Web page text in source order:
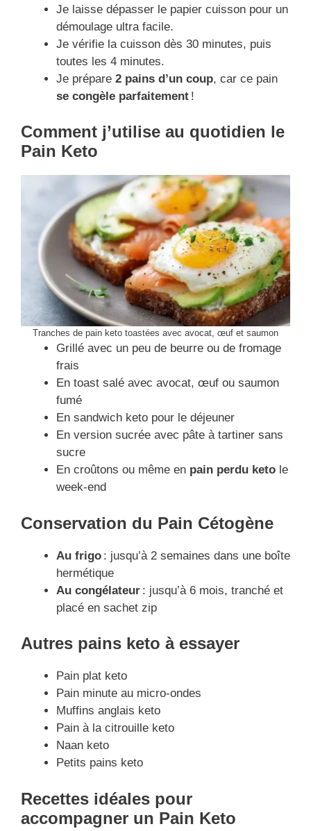
Je laisse dépasser le papier cuisson pour un
démoulage ultra facile.
Je vérifie la cuisson dès 30 minutes, puis
toutes les 4 minutes.
Je prépare 2 pains d’un coup, car ce pain
se congèle parfaitement !
Comment j’utilise au quotidien le
Pain Keto
Tranches de pain keto toastées avec avocat, œuf et saumon
Grillé avec un peu de beurre ou de fromage
frais
En toast salé avec avocat, œuf ou saumon
fumé
En sandwich keto pour le déjeuner
En version sucrée avec pâte à tartiner sans
sucre
En croûtons ou même en pain perdu keto le
week-end
Conservation du Pain Cétogène
Au frigo : jusqu’à 2 semaines dans une boîte
hermétique
Au congélateur : jusqu’à 6 mois, tranché et
placé en sachet zip
Autres pains keto à essayer
Pain plat keto
Pain minute au micro-ondes
Muffins anglais keto
Pain à la citrouille keto
Naan keto
Petits pains keto
Recettes idéales pour
accompagner un Pain Keto